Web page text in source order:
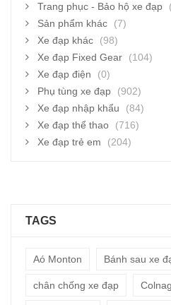
Trang phục - Bảo hộ xe đạp
Sản phẩm khác
(7)
Xe đạp khác
(98)
Xe đạp Fixed Gear
(104)
Xe đạp điện
(0)
Phụ tùng xe đạp
(902)
Xe đạp nhập khẩu
(84)
Xe đạp thể thao
(716)
Xe đạp trẻ em
(204)
TAGS
Aó Monton Bánh sau xe
chân chống xe đạp